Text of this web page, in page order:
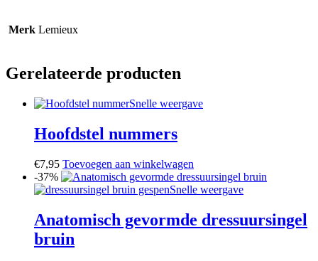
Merk Lemieux
Gerelateerde producten
Snelle weergave
Hoofdstel nummers
€7,95 Toevoegen aan winkelwagen
-37%
Snelle weergave
Anatomisch gevormde dressuursingel
bruin